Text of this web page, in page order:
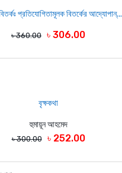
প্রতিযোগিতামূলক বিতর্কের আদ্যোপান্...
৳ 360.00 ৳ 306.00
বৃক্ষকথা
হুমায়ূন আহমেদ
৳ 300.00 ৳ 252.00